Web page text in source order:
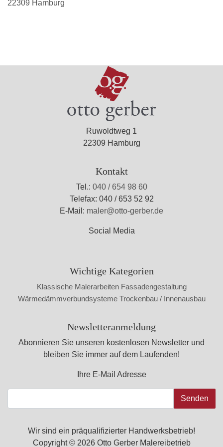
22309 Hamburg
Ruwoldtweg 1
22309 Hamburg
Kontakt
Tel.: 040 / 654 98 60
Telefax: 040 / 653 52 92
E-Mail: maler@otto-gerber.de
Social Media
Wichtige Kategorien
Klassische Malerarbeiten Fassadengestaltung
Wärmedämmverbundsysteme Trockenbau / Innenausbau
Newsletteranmeldung
Abonnieren Sie unseren kostenlosen Newsletter und
bleiben Sie immer auf dem Laufenden!
Ihre E-Mail Adresse
Senden
Wir sind ein präqualifizierter Handwerksbetrieb!
Copyright © 2026 Otto Gerber Malereibetrieb